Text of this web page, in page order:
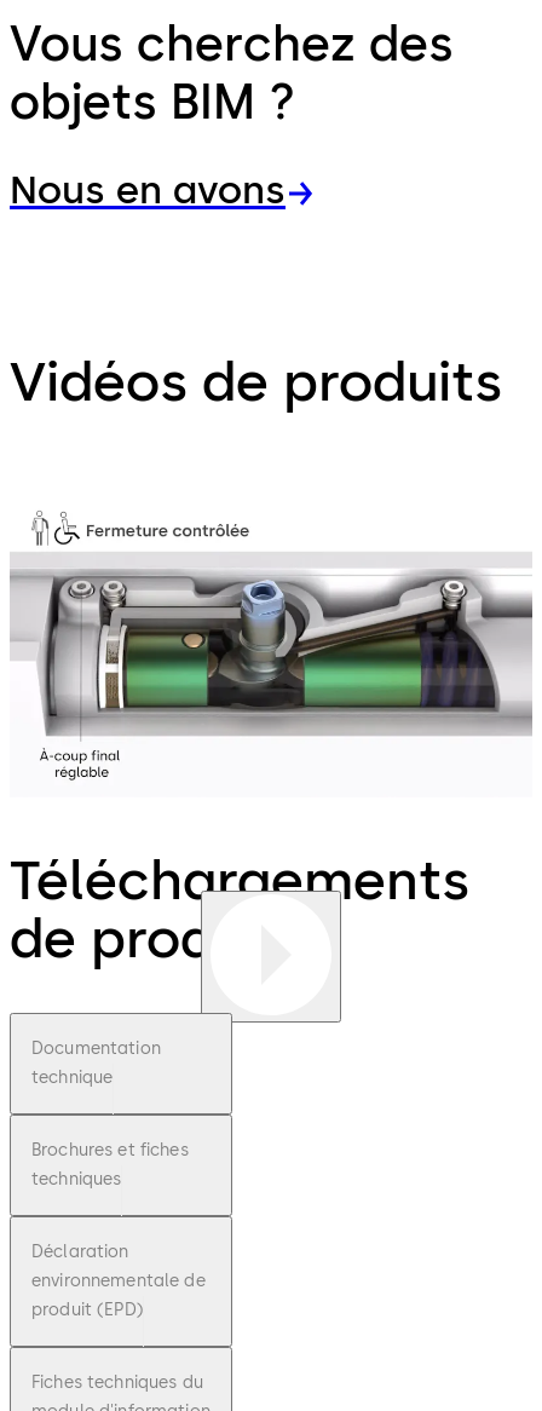
Vous cherchez des
objets BIM ?
Nous en avons
Vidéos de produits
Téléchargements
de produits
Documentation
technique
Brochures et fiches
techniques
Déclaration
environnementale de
produit (EPD)
Fiches techniques du